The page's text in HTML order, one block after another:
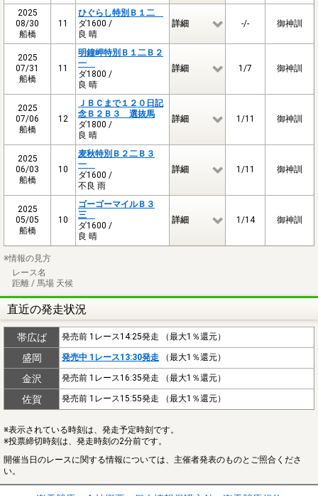
2025
08/30
船橋
11
ひぐらし特別Ｂ１二
ダ1600 /
良 晴
詳細 -/- 御神訓
2025
07/31
船橋
11
明鐘岬特別Ｂ１二Ｂ２
一
ダ1800 /
良 晴
詳細 1/7 御神訓
2025
07/06
船橋
12
ＪＢＣまで１２０日記
念Ｂ２Ｂ３ 選抜馬
ダ1800 /
良 晴
詳細 1/11 御神訓
2025
06/03
船橋
10
麦秋特別Ｂ２二Ｂ３
一
ダ1600 /
不良 雨
詳細 1/11 御神訓
2025
05/05
船橋
10
ゴーゴーマイルＢ３
三
ダ1600 /
良 晴
詳細 1/14 御神訓
※情報の見方
レース名
距離 / 馬場 天候
直近の発走状況
帯広ば 発売前 1レース14:25発走 （最大1％還元）
盛岡 発売中 1レース13:30発走 （最大1％還元）
金沢 発売前 1レース16:35発走 （最大1％還元）
佐賀 発売前 1レース15:55発走 （最大1％還元）
※表示されている時刻は、発走予定時刻です。
※投票締切時刻は、発走時刻の2分前です。
開催当日のレースに関する情報については、主催者発表のものとご照合くださ
い。